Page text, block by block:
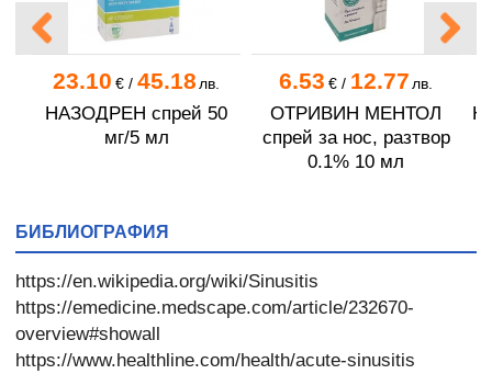
23.10 €/ 45.18 лв.
НАЗОДРЕН спрей 50
мг/5 мл
6.53 €/ 12.77 лв.
ОТРИВИН МЕНТОЛ
спрей за нос, разтвор
0.1% 10 мл
БИБЛИОГРАФИЯ
https://en.wikipedia.org/wiki/Sinusitis
https://emedicine.medscape.com/article/232670-
overview#showall
https://www.healthline.com/health/acute-sinusitis